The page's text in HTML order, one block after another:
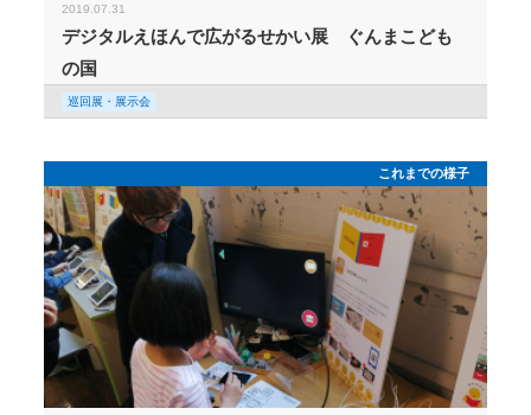
2019.07.31
デジタルえほんで広がるせかい展 ぐんまこども
の国
巡回展・展示会
これまでの様子